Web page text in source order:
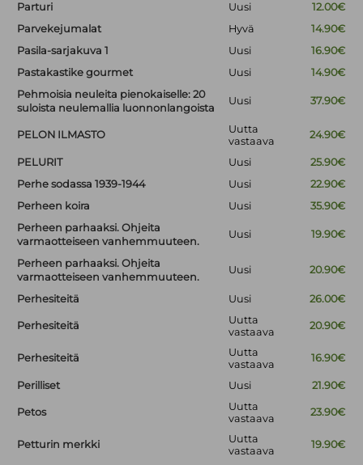
Parturi Uusi
12.00€
Parvekejumalat
Hyvä
14.90€
Pasila-sarjakuva 1
Uusi
16.90€
Pastakastike gourmet
Uusi
14.90€
Pehmoisia neuleita pienokaiselle: 20
suloista neulemallia luonnonlangoista
Uusi 37.90€
PELON ILMASTO
Uutta
vastaava
24.90€
PELURIT Uusi
25.90€
Perhe sodassa 1939-1944
Uusi
22.90€
Perheen koira
Uusi
35.90€
Perheen parhaaksi. Ohjeita
varmaotteiseen vanhemmuuteen.
Uusi 19.90€
Perheen parhaaksi. Ohjeita
varmaotteiseen vanhemmuuteen.
Uusi 20.90€
Perhesiteitä Uusi 26.00€
Perhesiteitä
Uutta
vastaava
20.90€
Perhesiteitä
Uutta
vastaava
16.90€
Perilliset Uusi 21.90€
Petos
Uutta
vastaava
23.90€
Petturin merkki
Uutta
vastaava
19.90€